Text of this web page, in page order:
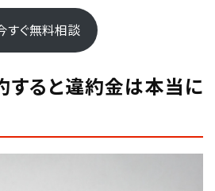
が違約金ゼロのカギ
人携帯契約は違約金リスクを
短期契約プランの最新動向
換え時の法人特有の注意点
「運用コスト」で判断すべき理由
すぐ無料相談
すると違約金は本当に